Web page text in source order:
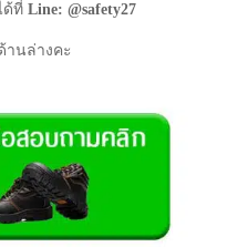
ด้ที่Line: @safety27
านล่างคะ